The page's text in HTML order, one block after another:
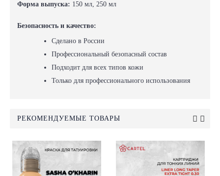
Форма выпуска: 150 мл, 250 мл
Безопасность и качество:
Сделано в России
Профессиональный безопасный состав
Подходит для всех типов кожи
Только для профессионального использования
РЕКОМЕНДУЕМЫЕ ТОВАРЫ